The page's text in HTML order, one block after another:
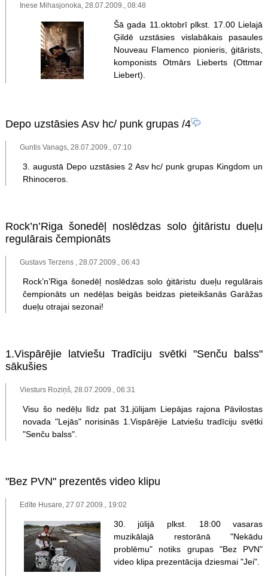
Inese Mihasjonoka, 28.07.2009., 08:48
Šā gada 11.oktobrī plkst. 17.00 Lielajā
Ģildē uzstāsies vislabākais pasaules
Nouveau Flamenco pionieris, ģitārists,
komponists Otmārs Lieberts (Ottmar
Liebert).
Depo uzstāsies Asv hc/ punk grupas/4
Guntis Vanags, 28.07.2009., 07:10
3. augustā Depo uzstāsies 2 Asv hc/ punk grupas Kingdom un
Rhinoceros.
Rock’n’Riga šonedēļ noslēdzas solo ģitāristu dueļu
regulārais čempionāts
Gustavs Terzens , 28.07.2009., 06:43
Rock’n’Riga šonedēļ noslēdzas solo ģitāristu dueļu regulārais
čempionāts un nedēļas beigās beidzas pieteikšanās Garāžas
dueļu otrajai sezonai!
1.Vispārējie latviešu Tradīciju svētki "Senču balss"
sākušies
Viesturs Roziņš, 28.07.2009., 06:31
Visu šo nedēļu līdz pat 31.jūlijam Liepājas rajona Pāvilostas
novada "Lejās" norisinās 1.Vispārējie Latviešu tradīciju svētki
"Senču balss".
"Bez PVN" prezentēs video klipu
Edīte Husare, 27.07.2009., 19:02
30. jūlijā plkst. 18:00 vasaras
muzikālajā restorānā "Nekādu
problēmu" notiks grupas "Bez PVN"
video klipa prezentācija dziesmai "Jei".